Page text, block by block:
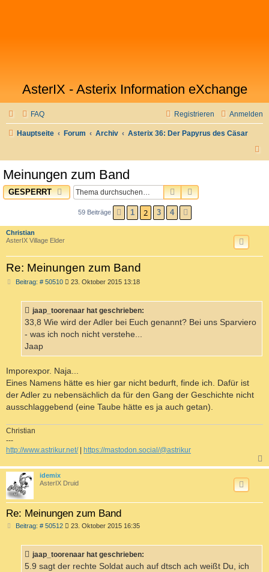
AsterIX - Asterix Information eXchange
FAQ Anmelden
Registrieren
Hauptseite Forum Archiv
Asterix 36: Der Papyrus des Cäsar
Meinungen zum Band
GESPERRT SUCHEERWEITERTE
59 Beiträge VORHERIGE
1 2 3 4
Christian
AsterIX Village Elder
Re: Meinungen zum Band
Beitrag: # 50510B
r
a
23. Oktober 2015 13:18
jaap_toorenaar hat geschrieben:
33,8 Wie wird der Adler bei Euch genannt? Bei uns Sparviero
- was ich noch nicht verstehe...
Jaap
Imporexpor. Naja...
Eines Namens hätte es hier gar nicht bedurft, finde ich. Dafür ist
der Adler zu nebensächlich da für den Gang der Geschichte nicht
ausschlaggebend (eine Taube hätte es ja auch getan).
Christian
---
http://www.astrikur.net/|
https://mastodon.social/@astrikur
a
idemix
AsterIX Druid
Re: Meinungen zum Band
Beitrag: # 50512B
r
a
23. Oktober 2015 16:35
jaap_toorenaar hat geschrieben:
5.9 sagt der rechte Soldat auch auf dtsch ach weißt Du, ich